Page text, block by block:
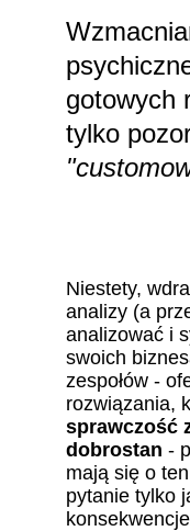
gotowych
tylko
Niestety,
analizy (a
analizować i
swoich
zespołów -
rozwiązania,
sprawczość
dobrostan -
mają się o
pytanie tylko